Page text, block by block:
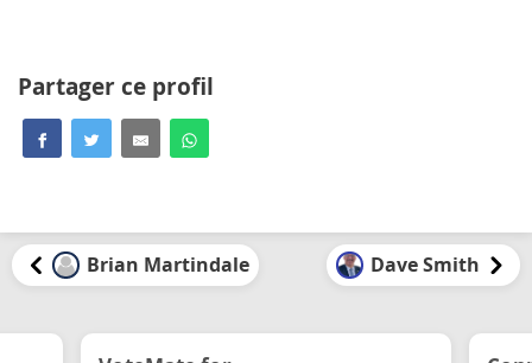
Partager ce profil
Brian Martindale Dave Smith